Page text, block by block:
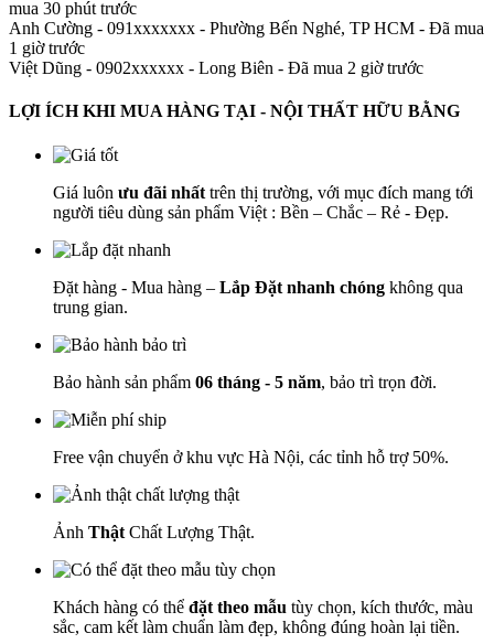
mua 30 phút trước
Anh Cường - 091xxxxxxx - Phường Bến Nghé, TP HCM - Đã mua
1 giờ trước
Việt Dũng - 0902xxxxxx - Long Biên - Đã mua 2 giờ trước
LỢI ÍCH KHI MUA HÀNG TẠI - NỘI THẤT HỮU BẰNG
Giá luôn ưu đãi nhất trên thị trường, với mục đích mang tới
người tiêu dùng sản phẩm Việt : Bền – Chắc – Rẻ - Đẹp.
Đặt hàng - Mua hàng – Lắp Đặt nhanh chóng không qua
trung gian.
Bảo hành sản phẩm 06 tháng - 5 năm, bảo trì trọn đời.
Free vận chuyển ở khu vực Hà Nội, các tỉnh hỗ trợ 50%.
Ảnh Thật Chất Lượng Thật.
Khách hàng có thể đặt theo mẫu tùy chọn, kích thước, màu
sắc, cam kết làm chuẩn làm đẹp, không đúng hoàn lại tiền.